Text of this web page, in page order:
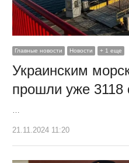
Главные новости Новости + 1 еще
Украинским
прошли уже 3118
21.11.2024 11:20